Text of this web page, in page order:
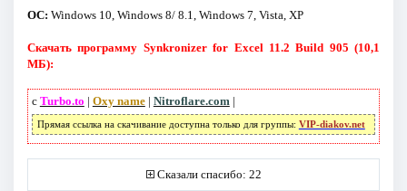
ОС: Windows 10, Windows 8/ 8.1, Windows 7, Vista, XP
Скачать программу Synkronizer for Excel 11.2 Build 905 (10,1
МБ):
с Turbo.to | Oxy name| Nitroflare.com |
Прямая ссылка на скачивание доступна только для группы: VIP-diakov.net
Сказали спасибо: 22